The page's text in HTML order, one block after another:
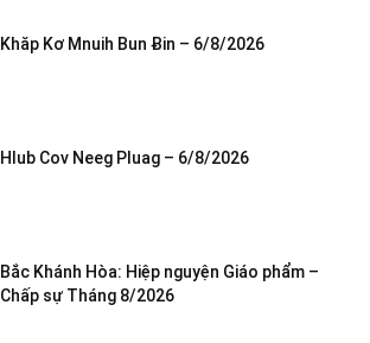
Khăp Kơ Mnuih Bun Ƀin – 6/8/2026
Hlub Cov Neeg Pluag – 6/8/2026
Bắc Khánh Hòa: Hiệp nguyện Giáo phẩm –
Chấp sự Tháng 8/2026